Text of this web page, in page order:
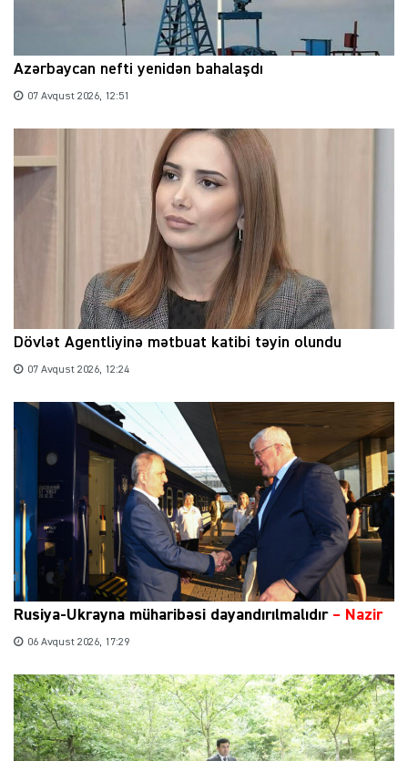
Azərbaycan nefti yenidən bahalaşdı
07 Avqust 2026, 12:51
Dövlət Agentliyinə mətbuat katibi təyin olundu
07 Avqust 2026, 12:24
Rusiya-Ukrayna müharibəsi dayandırılmalıdır– Nazir
06 Avqust 2026, 17:29